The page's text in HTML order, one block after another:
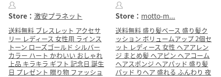
Store： 激安プラネット
送料無料 ブレスレット アクセサ
リー レディース 女性用 ラインス
トーン ローズゴールド シルバー
カラー ハート かわいい おしゃれ
上品 キラキラ ギフト 記念日 誕生
日 プレゼント 贈り物 ファッショ
Store： motto-m...
送料無料 盛り髪ベース 盛り髪ク
ッション ボリュームアップ 2個セ
ット レディース 女性 ヘアアレン
ジ まとめ髪 ヘアピン ヘアコーム
ヘアスポンジ ヘアパッド 盛り髪
パッド りヘア 盛れる ふんわり 夜